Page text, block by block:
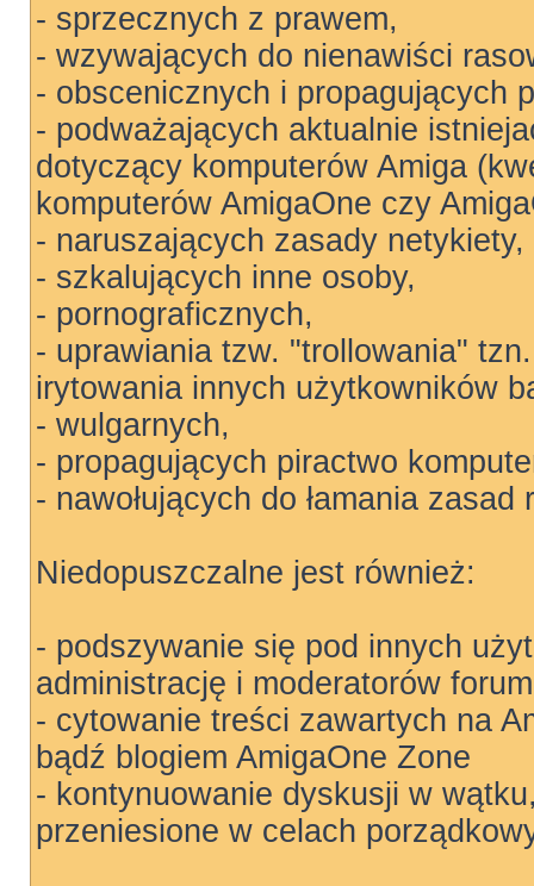
- sprzecznych z prawem,
- wzywających do nienawiści
- obscenicznych i propagujących
- podważających aktualnie
dotyczący komputerów Amiga
komputerów AmigaOne czy
- naruszających zasady netykiety,
- szkalujących inne osoby,
- pornograficznych,
- uprawiania tzw. "trollowania"
irytowania innych użytkowników
- wulgarnych,
- propagujących piractwo
- nawołujących do łamania zasad
Niedopuszczalne jest również:
- podszywanie się pod innych
administrację i moderatorów
- cytowanie treści zawartych na
bądź blogiem AmigaOne Zone
- kontynuowanie dyskusji w
przeniesione w celach